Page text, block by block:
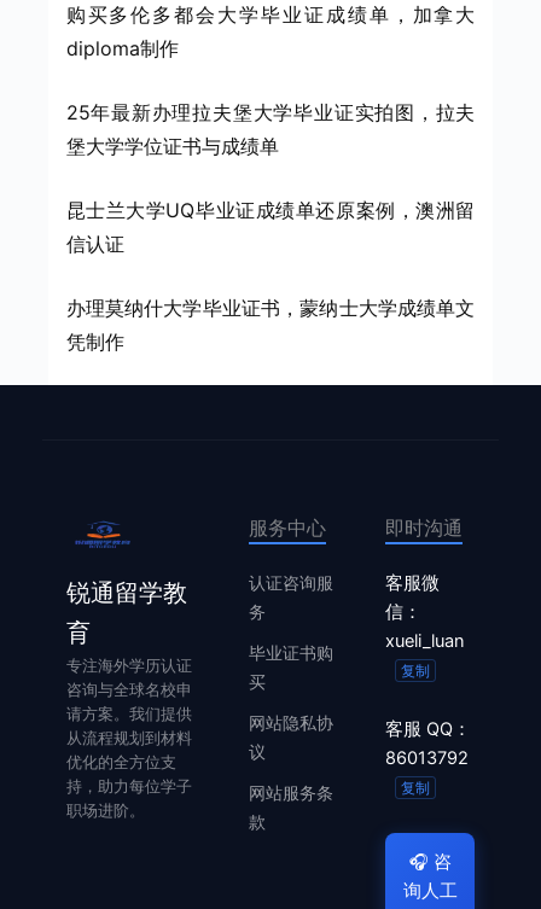
购买多伦多都会大学毕业证成绩单，加拿大
diploma制作
25年最新办理拉夫堡大学毕业证实拍图，拉夫
堡大学学位证书与成绩单
昆士兰大学UQ毕业证成绩单还原案例，澳洲留
信认证
办理莫纳什大学毕业证书，蒙纳士大学成绩单文
凭制作
锐通留学教
育
专注海外学历认证
咨询与全球名校申
请方案。我们提供
从流程规划到材料
优化的全方位支
持，助力每位学子
职场进阶。
服务中心
认证咨询服
务
毕业证书购
买
网站隐私协
议
网站服务条
款
即时沟通
客服微
信：
xueli_luan
复制
客服 QQ：
86013792
复制
🎧 咨
询人工